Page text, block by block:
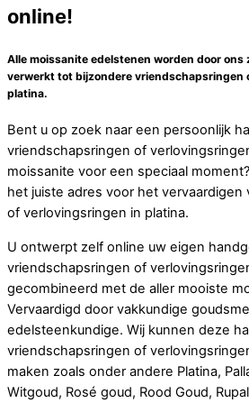
online!
Alle moissanite edelstenen worden door
verwerkt tot bijzondere vriendschapsringen
platina.
Bent u op zoek naar een persoonlijk
vriendschapsringen of
moissanite voor een speciaal
het juiste adres voor het vervaardigen
of verlovingsringen in platina.
U ontwerpt zelf online uw eigen
vriendschapsringen of
gecombineerd met de aller mooiste
Vervaardigd door vakkundige
edelsteenkundige. Wij kunnen deze
vriendschapsringen of
maken zoals onder andere Platina,
Witgoud, Rosé goud, Rood Goud,